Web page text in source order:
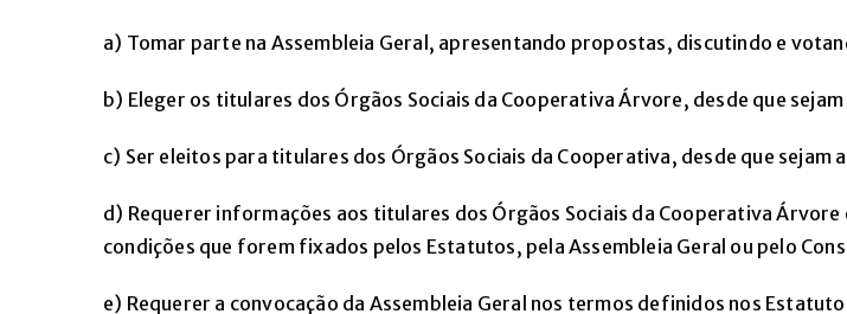
a) Tomar parte na Assembleia Geral, apresentando propostas, discutindo e
b) Eleger os titulares dos Órgãos Sociais da Cooperativa Árvore, desde que sejam
c) Ser eleitos para titulares dos Órgãos Sociais da Cooperativa, desde que sejam
d) Requerer informações aos titulares dos Órgãos Sociais da Cooperativa
condições que forem fixados pelos Estatutos, pela Assembleia Geral ou pelo
e) Requerer a convocação da Assembleia Geral nos termos definidos nos